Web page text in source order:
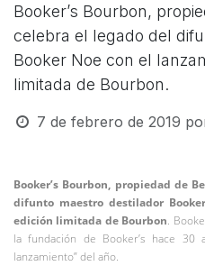
Booker’s Bourbon,
celebra el legado del
Booker Noe con el
limitada de Bourbon.
7 de febrero de 2019
Booker’s Bourbon, propiedad de
difunto maestro destilador
edición limitada de Bourbon.
la fundación de Booker’s hace
lanzamiento” del año.